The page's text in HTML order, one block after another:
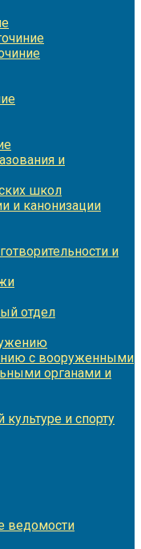
и
школ
и канонизации
и
отдел
с вооруженными
органами и
и спорту
ведомости